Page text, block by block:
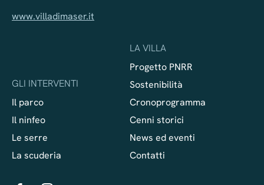
www.villadimaser.it
GLI INTERVENTI
Il parco
Il ninfeo
Le serre
La scuderia
LA VILLA
Progetto PNRR
Sostenibilità
Cronoprogramma
Cenni storici
News ed eventi
Contatti